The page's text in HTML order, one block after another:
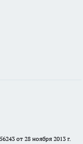
от 28 ноября 2013 г.